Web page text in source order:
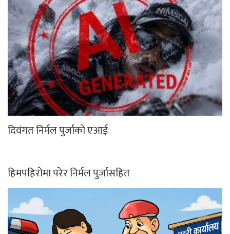
दिवंगत निर्मल पुर्जाको एआई
हिमपहिरोमा परेर निर्मल पुर्जासहित